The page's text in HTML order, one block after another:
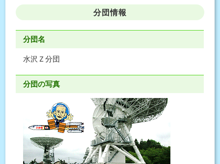
分団情報
分団名
水沢Ｚ分団
分団の写真